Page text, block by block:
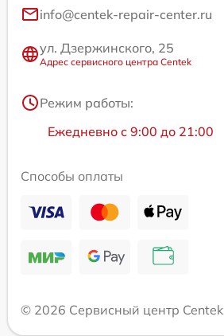
info@centek-repair-center.ru
ул. Дзержинского, 25
Адрес сервисного центра Centek
Режим работы:
Ежедневно с 9:00 до 21:00
Способы оплаты
© 2026 Сервисный центр Centek